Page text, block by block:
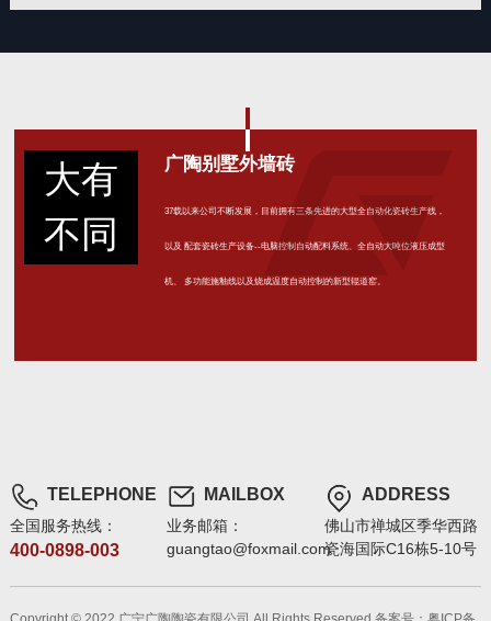
大有
不同
广陶别墅外墙砖
37载以来公司不断发展，目前拥有三条先进的大型全自动化瓷砖生产线，
以及 配套瓷砖生产设备--电脑控制自动配料系统、全自动大吨位液压成型
机、 多功能施釉线以及烧成温度自动控制的新型辊道窑。
TELEPHONE
全国服务热线：
400-0898-003
MAILBOX
业务邮箱：
guangtao@foxmail.com
ADDRESS
佛山市禅城区季华西路
瓷海国际C16栋5-10号